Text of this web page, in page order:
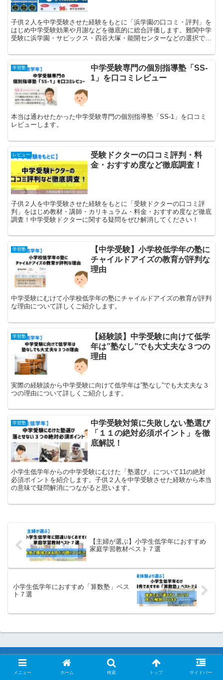
子供２人を中学受験させた経験をもとに「浜学園の口コミ・評判」を
はじめ中学受験効果や月謝などを徹底的に総合評価します。難関中学
受験に浜学園・サピックス・四谷大塚・能開センターなどの選択で迷
学習塾
中学受験専門の個別指導塾「SS-
1」を口コミレビュー
本当は通わせたかった中学受験専門の個別指導塾「SS-1」を口コミ
レビューします。
レビュー
受験ドクターの口コミ評判・料
金・おすすめ度など徹底調査！
子供２人を中学受験させた経験をもとに「受験ドクターの口コミ評
判」をはじめ教材・講師・カリキュラム・料金・おすすめ度など徹底
調査！中学受験ドクターに関する疑問をぜひ解消してください！
学習塾
【中学受験】小学校低学年の塾に
チャイルドアイズの教育が評判な
理由
中学受験にむけて小学校低学年の塾にチャイルドアイズの教育が評判
な理由について詳しくご紹介します。
学習塾
【経験談】中学受験に向けて低学
年は”塾なし”でも大丈夫な３つの
理由
実際の経験談から中学受験に向けて低学年は”塾なし”でも大丈夫な３
つの理由について詳しくご紹介します。
学習塾
中学受験対策に失敗しない塾選び
「１１の絶対必須ポイント」を徹
底解説！
小学生低学年からの中学受験にむけた「塾選び」について11の絶対
必須ポイントを紹介します。子供２人を中学受験させた経験から本当
の意味で疑問解消につながると思います。
【主婦が選ぶ】小学生低学年におすすめ
家庭学習教材ベスト７選
小学生低学年におすすめ「算数塾」ベス
ト７選
HOME おすすめ情報
メニュー ホーム 検索 トップ サイドバー